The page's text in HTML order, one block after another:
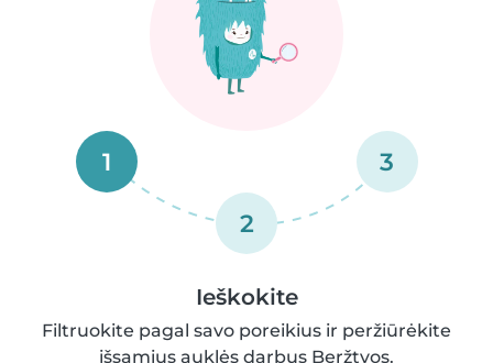
1
2
3
Ieškokite
Filtruokite pagal savo poreikius ir peržiūrėkite
išsamius auklės darbus Beržtvos.